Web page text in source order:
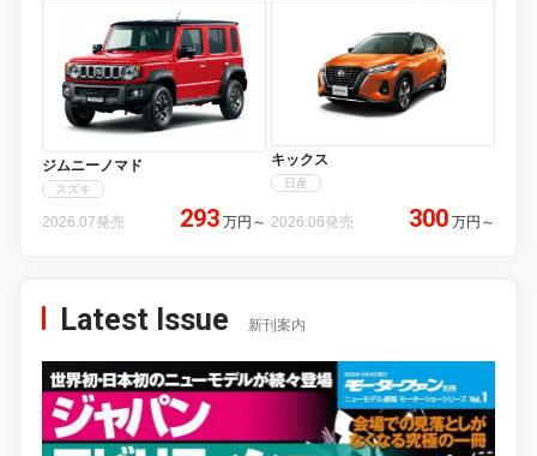
ジムニーノマド
スズキ
2026.07発売 293 万円 ～
キックス
日産
2026.06発売 300 万円 ～
Latest Issue 新刊案内